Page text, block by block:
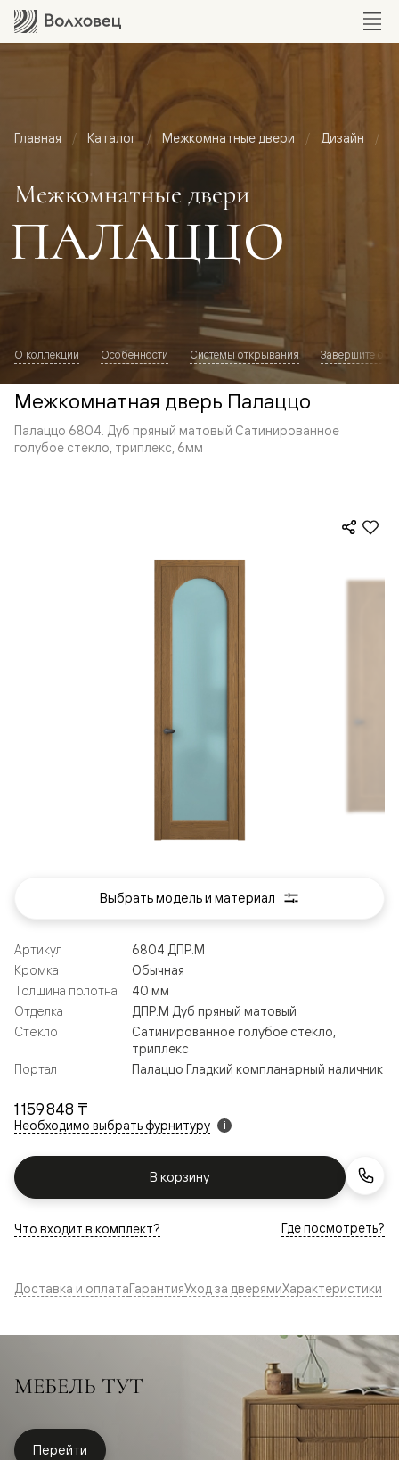
Главная Каталог Межкомнатные двери Дизайн
Межкомнатные двери
ПАЛАЦЦО
О коллекции Особенности Системы открывания Завершите
Межкомнатная дверь Палаццо
Палаццо 6804. Дуб пряный матовый Сатинированное
голубое стекло, триплекс, 6мм
1 159 848 ₸
Необходимо выбрать фурнитуру i
В корзину
Артикул
6804 ДПР.М
Кромка
Обычная
Толщина полотна
40 мм
Отделка
ДПР.М Дуб пряный матовый
Стекло
Сатинированное голубое стекло,
триплекс
Портал
Палаццо Гладкий компланарный наличник
Что входит в комплект? Где посмотреть?
Выбрать модель и материал
Доставка и оплатаГарантияУход за дверямиХарактеристики
МЕБЕЛЬ ТУТ
Перейти